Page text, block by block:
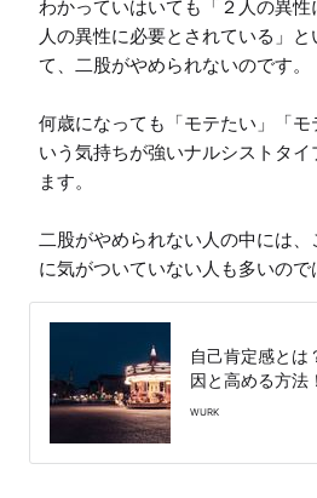
わかっていはいても「２人の異
人の異性に必要とされている」と
て、二股がやめられないのです。
何歳になっても「モテたい」「モ
いう気持ちが強いナルシストタイ
ます。
二股がやめられない人の中には
に気がついていない人も多いので
自己肯定感とは
因と高める方法
WURK